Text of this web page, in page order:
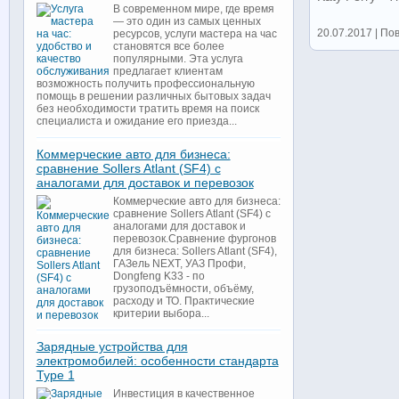
20.07.2017 |
В современном мире, где время
— это один из самых ценных
ресурсов, услуги мастера на час
становятся все более
популярными. Эта услуга
предлагает клиентам
возможность получить профессиональную
помощь в решении различных бытовых задач
без необходимости тратить время на поиск
специалиста и ожидание его приезда...
Коммерческие авто для бизнеса:
сравнение Sollers Atlant (SF4) с
аналогами для доставок и перевозок
Коммерческие авто для бизнеса:
сравнение Sollers Atlant (SF4) с
аналогами для доставок и
перевозок.Сравнение фургонов
для бизнеса: Sollers Atlant (SF4),
ГАЗель NEXT, УАЗ Профи,
Dongfeng K33 - по
грузоподъёмности, объёму,
расходу и ТО. Практические
критерии выбора...
Зарядные устройства для
электромобилей: особенности стандарта
Type 1
Инвестиция в качественное